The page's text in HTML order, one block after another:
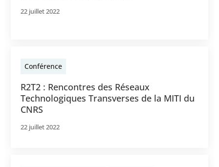
22 juillet 2022
Conférence
R2T2 : Rencontres des Réseaux
Technologiques Transverses de la MITI du
CNRS
22 juillet 2022